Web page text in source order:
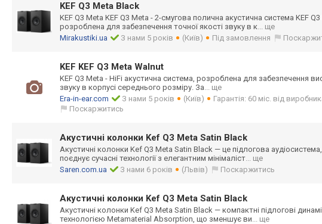
KEF Q3 Meta Black
KEF Q3 Meta KEF Q3 Meta - 2-смугова полична акустична система KEF
розроблена для забезпечення точної якості звуку в к... ще
Mirakustiki.ua
З нами 5 років (Київ) Під замовлення
KEF KEF Q3 Meta Walnut
KEF Q3 Meta - HiFi акустична система, розроблена для забезпечення
звуку в корпусі середнього розміру. За... ще
Era-in-ear.com
З нами 5 років (Київ)
Гарантія: 60 міс. від
Поскаржитись
Акустичні колонки Kef Q3 Meta Satin Black
Акустичні колонки Kef Q3 Meta Satin Black — це підлогова
поєднує сучасні технології з елегантним мінімаліст... ще
Saren.com.ua
З нами 6 років (Львів) Поскаржитись
Акустичні колонки Kef Q3 Meta Satin Black
Акустичні колонки Kef Q3 Meta Satin Black — компактні підлогові
технологією Metamaterial Absorption, що зменшує ви... ще